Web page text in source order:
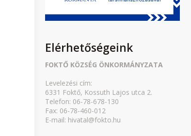
Elérhetőségeink
FOKTŐ KÖZSÉG ÖNKORMÁNYZATA
Levelezési cím:
6331 Foktő, Kossuth Lajos utca 2.
Telefon: 06-78-678-130
Fax: 06-78-460-012
E-mail: hivatal@fokto.hu